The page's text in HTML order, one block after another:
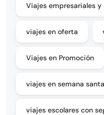
Viajes empresariales
viajes en oferta
Viajes en Promoción
viajes en semana santa
viajes escolares con